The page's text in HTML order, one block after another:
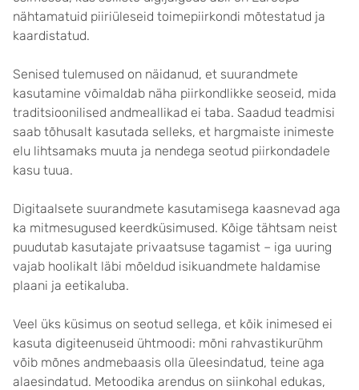
nähtamatuid piiriüleseid toimepiirkondi mõtestatud ja
kaardistatud.
Senised tulemused on näidanud, et suurandmete
kasutamine võimaldab näha piirkondlikke seoseid, mida
traditsioonilised andmeallikad ei taba. Saadud teadmisi
saab tõhusalt kasutada selleks, et hargmaiste inimeste
elu lihtsamaks muuta ja nendega seotud piirkondadele
kasu tuua.
Digitaalsete suurandmete kasutamisega kaasnevad aga
ka mitmesugused keerdküsimused. Kõige tähtsam neist
puudutab kasutajate privaatsuse tagamist – iga uuring
vajab hoolikalt läbi mõeldud isikuandmete haldamise
plaani ja eetikaluba.
Veel üks küsimus on seotud sellega, et kõik inimesed ei
kasuta digiteenuseid ühtmoodi: mõni rahvastikurühm
võib mõnes andmebaasis olla üleesindatud, teine aga
alaesindatud. Metoodika arendus on siinkohal edukas,